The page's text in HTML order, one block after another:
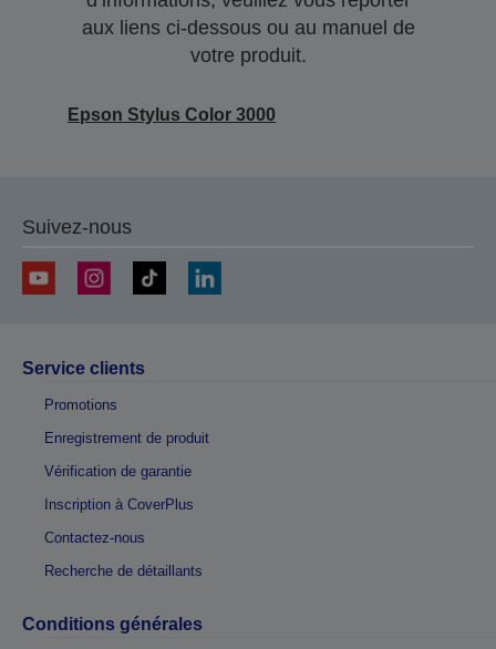
aux liens ci-dessous ou au manuel de
votre produit.
Epson Stylus Color 3000
Suivez-nous
Service clients
Promotions
Enregistrement de produit
Vérification de garantie
Inscription à CoverPlus
Contactez-nous
Recherche de détaillants
Conditions générales